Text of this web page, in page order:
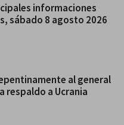
informaciones
sábado 8 agosto 2026
al general
respaldo a Ucrania